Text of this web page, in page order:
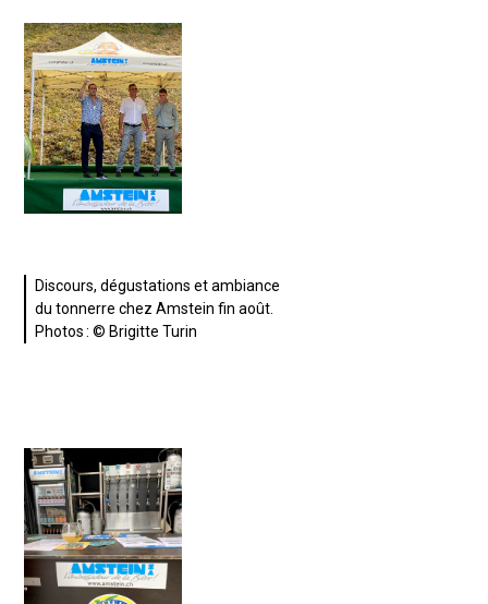
Discours, dégustations et ambiance
du tonnerre chez Amstein fin août.
Photos : © Brigitte Turin